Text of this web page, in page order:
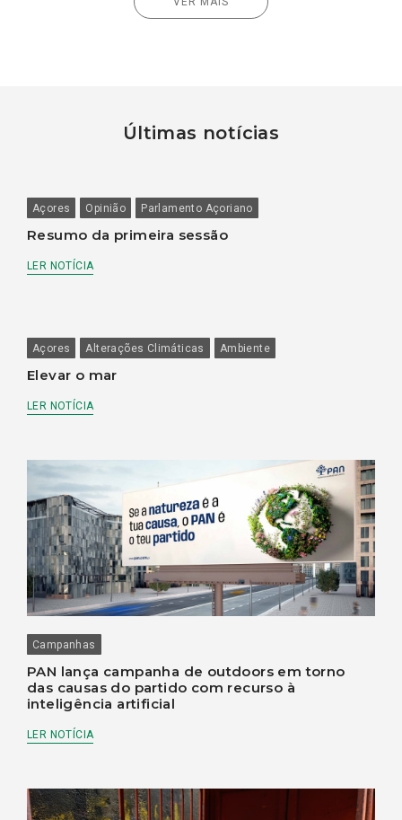
Últimas notícias
Açores Opinião Parlamento Açoriano
Resumo da primeira sessão
LER NOTÍCIA
Açores Alterações Climáticas Ambiente
Elevar o mar
LER NOTÍCIA
Campanhas
PAN lança campanha de outdoors em torno
das causas do partido com recurso à
inteligência artificial
LER NOTÍCIA